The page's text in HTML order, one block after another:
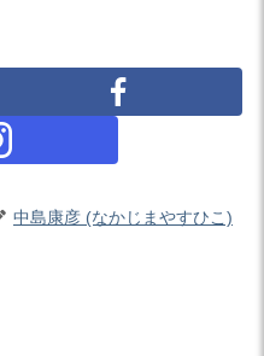
中島康彦 (なかじまやすひこ)